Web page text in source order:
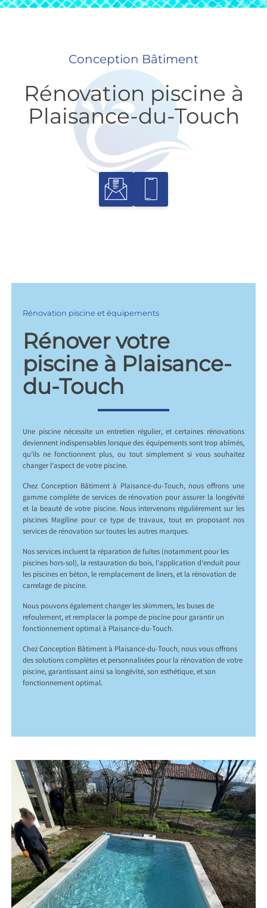
Conception Bâtiment
Rénovation piscine à
Plaisance-du-Touch
Rénovation piscine et équipements
Rénover votre
piscine à Plaisance-
du-Touch
Une piscine nécessite un entretien régulier, et certaines rénovations
deviennent indispensables lorsque des équipements sont trop abîmés,
qu’ils ne fonctionnent plus, ou tout simplement si vous souhaitez
changer l’aspect de votre piscine.
Chez Conception Bâtiment à Plaisance-du-Touch, nous offrons une
gamme complète de services de rénovation pour assurer la longévité
et la beauté de votre piscine. Nous intervenons régulièrement sur les
piscines Magiline pour ce type de travaux, tout en proposant nos
services de rénovation sur toutes les autres marques.
Nos services incluent la réparation de fuites (notamment pour les
piscines hors-sol), la restauration du bois, l’application d’enduit pour
les piscines en béton, le remplacement de liners, et la rénovation de
carrelage de piscine.
Nous pouvons également changer les skimmers, les buses de
refoulement, et remplacer la pompe de piscine pour garantir un
fonctionnement optimal à Plaisance-du-Touch.
Chez Conception Bâtiment à Plaisance-du-Touch, nous vous offrons
des solutions complètes et personnalisées pour la rénovation de votre
piscine, garantissant ainsi sa longévité, son esthétique, et son
fonctionnement optimal.